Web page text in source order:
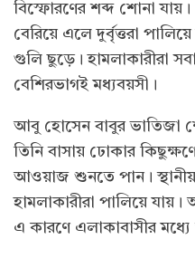
বিস্ফোরণের শব্দ শোনা
বেরিয়ে এলে দুর্বৃত্তরা
গুলি ছুড়ে। হামলাকারীরা
বেশিরভাগই মধ্যবয়সী।
আবু হোসেন বাবুর ভাতিজা
তিনি বাসায় ঢোকার
আওয়াজ শুনতে পান।
হামলাকারীরা পালিয়ে
এ কারণে এলাকাবাসীর